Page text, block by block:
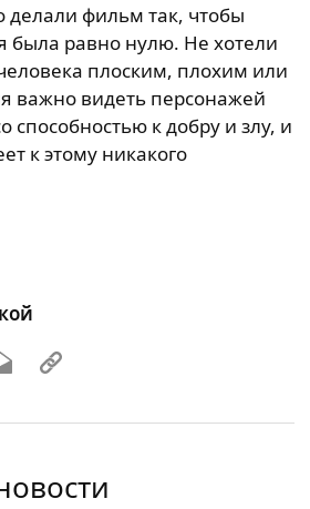
фильм так, чтобы
была равно нулю. Не хотели
плоским, плохим или
важно видеть персонажей
к добру и злу, и
к этому никакого